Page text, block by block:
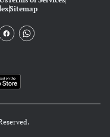
Sitemap